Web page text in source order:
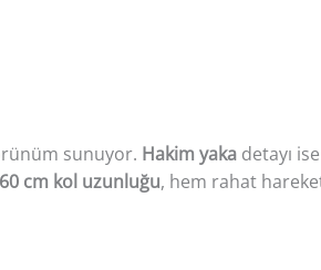
sunuyor. Hakim yaka detayı
60 cm kol uzunluğu, hem rahat